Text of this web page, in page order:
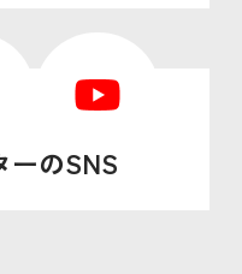
ーのSNS